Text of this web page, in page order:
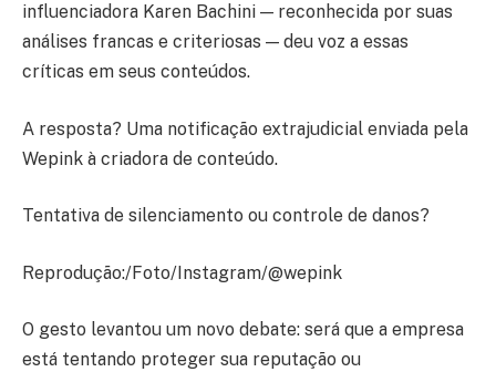
influenciadora Karen Bachini — reconhecida por suas
análises francas e criteriosas — deu voz a essas
críticas em seus conteúdos.
A resposta? Uma notificação extrajudicial enviada pela
Wepink à criadora de conteúdo.
Tentativa de silenciamento ou controle de danos?
Reprodução:/Foto/Instagram/@wepink
O gesto levantou um novo debate: será que a empresa
está tentando proteger sua reputação ou